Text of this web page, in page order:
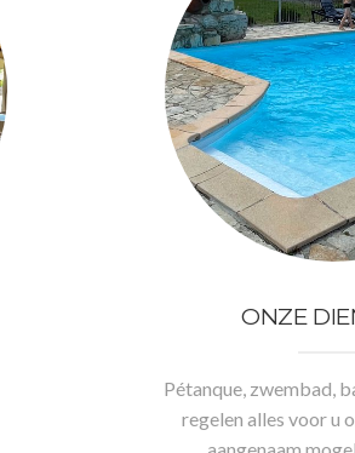
ONZE
Pétanque, zwembad,
regelen alles voor u